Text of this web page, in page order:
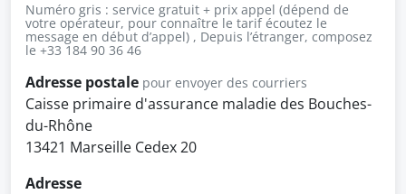
Numéro gris : service gratuit + prix appel (dépend de
votre opérateur, pour connaître le tarif écoutez le
message en début d’appel) , Depuis l’étranger, composez
le +33 184 90 36 46
Adresse postale pour envoyer des courriers
Caisse primaire d'assurance maladie des Bouches-
du-Rhône
13421 Marseille Cedex 20
Adresse